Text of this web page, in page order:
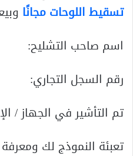
تسقيط اللوحات مجانًا
اسم صاحب التشليح:
رقم السجل التجاري:
تم التأشير في الجهاز /
تعبئة النموذج لك ومعرفة